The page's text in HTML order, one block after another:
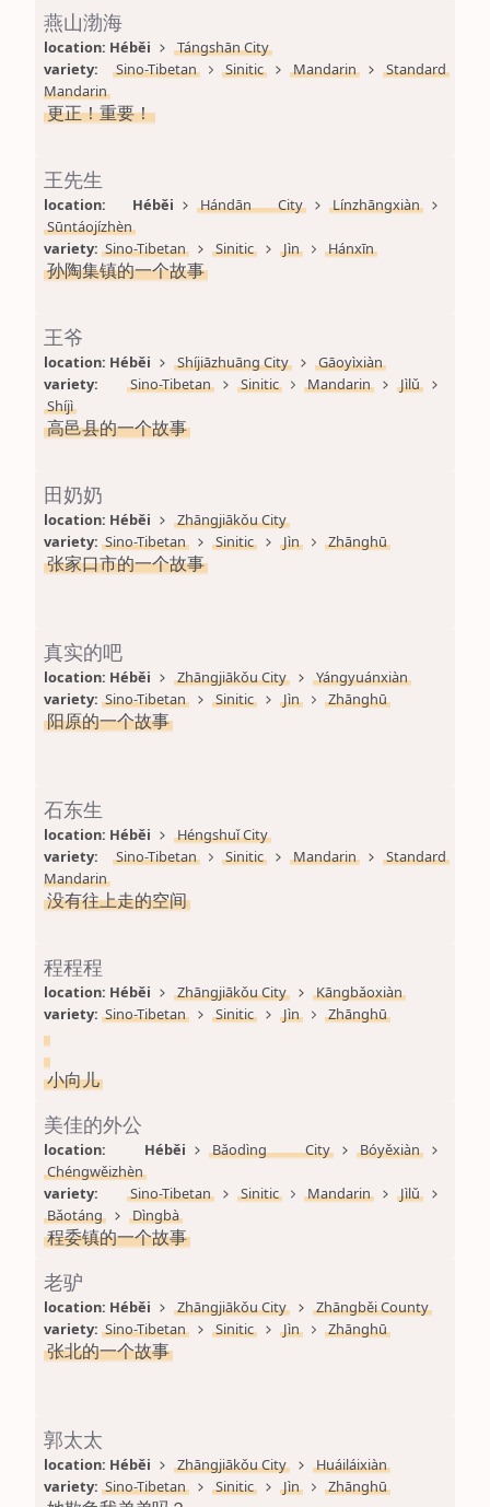
燕山渤海
location: Héběi
Tángshān City
variety:
Sino-Tibetan Sinitic Mandarin
Standard
Mandarin
更正！重要！
王先生
location: Héběi Hándān City
Línzhāngxiàn
Sūntáojízhèn
variety: Sino-Tibetan Sinitic Jìn Hánxīn
孙陶集镇的一个故事
王爷
location: Héběi Shíjiāzhuāng City
Gāoyìxiàn
variety:
Sino-Tibetan Sinitic Mandarin
Jìlǔ
Shíjì
高邑县的一个故事
田奶奶
location: Héběi
Zhāngjiākǒu City
variety: Sino-Tibetan Sinitic Jìn Zhānghū
张家口市的一个故事
真实的吧
location: Héběi Zhāngjiākǒu City
Yángyuánxiàn
variety: Sino-Tibetan Sinitic Jìn Zhānghū
阳原的一个故事
石东生
location: Héběi
Héngshuǐ City
variety:
Sino-Tibetan Sinitic Mandarin
Standard
Mandarin
没有往上走的空间
程程程
location: Héběi Zhāngjiākǒu City
Kāngbǎoxiàn
variety: Sino-Tibetan Sinitic Jìn Zhānghū
小向儿
美佳的外公
location: Héběi Bǎodìng City
Bóyěxiàn
Chéngwěizhèn
variety:
Sino-Tibetan Sinitic Mandarin
Jìlǔ
Bǎotáng
Dìngbà
程委镇的一个故事
老驴
location: Héběi Zhāngjiākǒu City
Zhāngběi County
variety: Sino-Tibetan Sinitic Jìn Zhānghū
张北的一个故事
郭太太
location: Héběi Zhāngjiākǒu City
Huáiláixiàn
variety: Sino-Tibetan Sinitic Jìn Zhānghū